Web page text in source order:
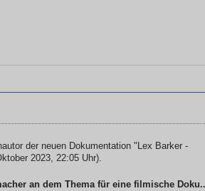
der neuen Dokumentation "Lex Barker -
2023, 22:05 Uhr).
an dem Thema für eine filmische